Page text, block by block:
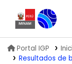
Portal IGP
Resultados de